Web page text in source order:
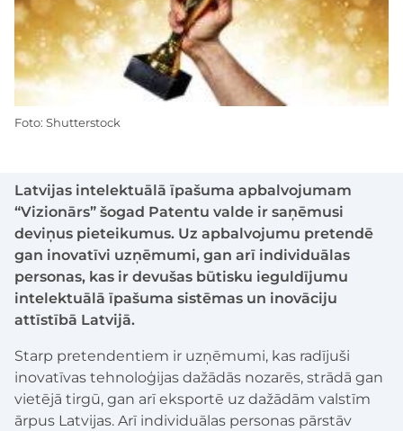
Latvijas intelektuālā īpašuma apbalvojumam
“Vizionārs” šogad Patentu valde ir saņēmusi
deviņus pieteikumus. Uz apbalvojumu pretendē
gan inovatīvi uzņēmumi, gan arī individuālas
personas, kas ir devušas būtisku ieguldījumu
intelektuālā īpašuma sistēmas un inovāciju
attīstībā Latvijā.
Starp pretendentiem ir uzņēmumi, kas radījuši
inovatīvas tehnoloģijas dažādās nozarēs, strādā gan
vietējā tirgū, gan arī eksportē uz dažādām valstīm
ārpus Latvijas. Arī individuālas personas pārstāv
Foto: Shutterstock